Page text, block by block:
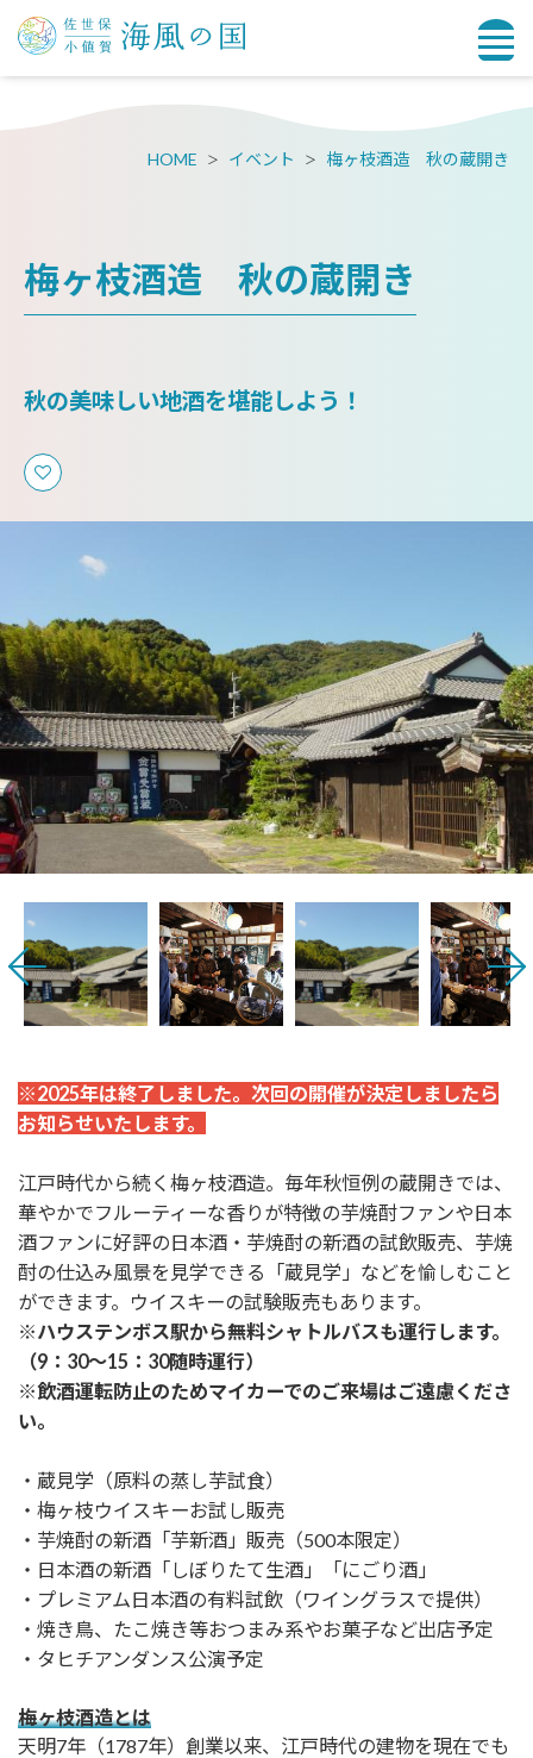
HOME イベント 梅ヶ枝酒造 秋の蔵開き
梅ヶ枝酒造 秋の蔵開き
秋の美味しい地酒を堪能しよう！
※2025年は終了しました。次回の開催が決定しましたら
お知らせいたします。
江戸時代から続く梅ヶ枝酒造。毎年秋恒例の蔵開きでは、
華やかでフルーティーな香りが特徴の芋焼酎ファンや日本
酒ファンに好評の日本酒・芋焼酎の新酒の試飲販売、芋焼
酎の仕込み風景を見学できる「蔵見学」などを愉しむこと
ができます。ウイスキーの試験販売もあります。
※ハウステンボス駅から無料シャトルバスも運行します。
（9：30～15：30随時運行）
※飲酒運転防止のためマイカーでのご来場はご遠慮くださ
い。
・蔵見学（原料の蒸し芋試食）
・梅ヶ枝ウイスキーお試し販売
・芋焼酎の新酒「芋新酒」販売（500本限定）
・日本酒の新酒「しぼりたて生酒」「にごり酒」
・プレミアム日本酒の有料試飲（ワイングラスで提供）
・焼き鳥、たこ焼き等おつまみ系やお菓子など出店予定
・タヒチアンダンス公演予定
梅ヶ枝酒造とは
天明7年（1787年）創業以来、江戸時代の建物を現在でも